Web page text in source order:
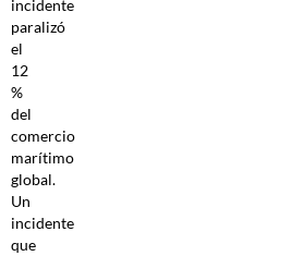
incidente
paralizó
el
12
%
del
comercio
marítimo
global.
Un
incidente
que